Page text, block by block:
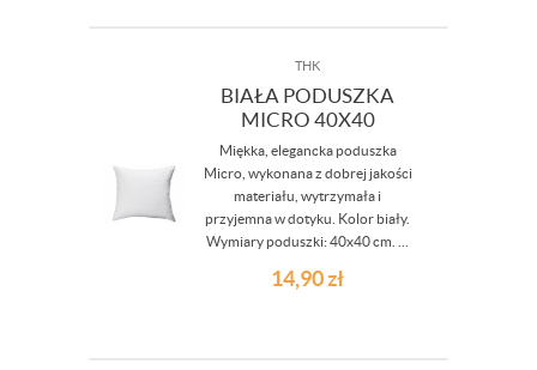
THK
BIAŁA PODUSZKA
MICRO 40X40
Miękka, elegancka poduszka
Micro, wykonana z dobrej jakości
materiału, wytrzymała i
przyjemna w dotyku. Kolor biały.
Wymiary poduszki: 40x40 cm. ...
14,90zł